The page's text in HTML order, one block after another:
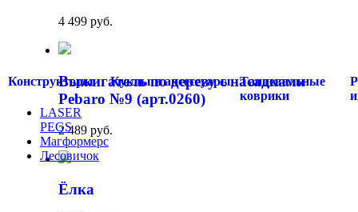
4 499 руб.
Выжигатель по дереву с насадками
Pebaro №9 (арт.0260)
2 489 руб.
Ёлка
Конструкторы
LASER
PEGS
Магформерс
Лесовичок
Куклы и аксессуары
Танцевальные
коврики